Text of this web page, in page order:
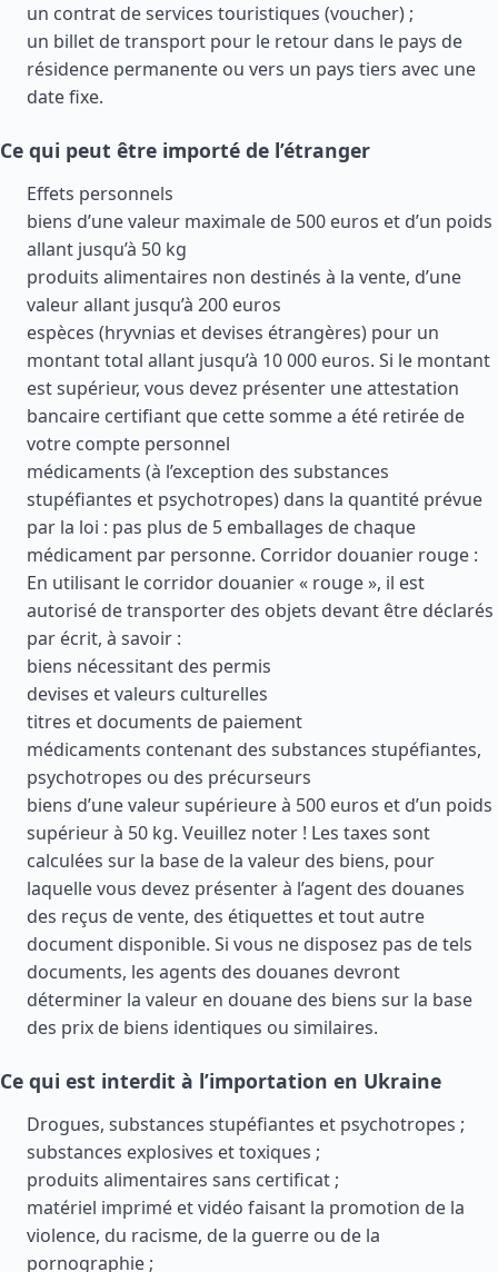
un contrat de services touristiques (voucher) ;
un billet de transport pour le retour dans le pays de
résidence permanente ou vers un pays tiers avec une
date fixe.
Ce qui peut être importé de l’étranger
Effets personnels
biens d’une valeur maximale de 500 euros et d’un poids
allant jusqu’à 50 kg
produits alimentaires non destinés à la vente, d’une
valeur allant jusqu’à 200 euros
espèces (hryvnias et devises étrangères) pour un
montant total allant jusqu’à 10 000 euros. Si le montant
est supérieur, vous devez présenter une attestation
bancaire certifiant que cette somme a été retirée de
votre compte personnel
médicaments (à l’exception des substances
stupéfiantes et psychotropes) dans la quantité prévue
par la loi : pas plus de 5 emballages de chaque
médicament par personne. Corridor douanier rouge :
En utilisant le corridor douanier « rouge », il est
autorisé de transporter des objets devant être déclarés
par écrit, à savoir :
biens nécessitant des permis
devises et valeurs culturelles
titres et documents de paiement
médicaments contenant des substances stupéfiantes,
psychotropes ou des précurseurs
biens d’une valeur supérieure à 500 euros et d’un poids
supérieur à 50 kg. Veuillez noter ! Les taxes sont
calculées sur la base de la valeur des biens, pour
laquelle vous devez présenter à l’agent des douanes
des reçus de vente, des étiquettes et tout autre
document disponible. Si vous ne disposez pas de tels
documents, les agents des douanes devront
déterminer la valeur en douane des biens sur la base
des prix de biens identiques ou similaires.
Ce qui est interdit à l’importation en Ukraine
Drogues, substances stupéfiantes et psychotropes ;
substances explosives et toxiques ;
produits alimentaires sans certificat ;
matériel imprimé et vidéo faisant la promotion de la
violence, du racisme, de la guerre ou de la
pornographie ;